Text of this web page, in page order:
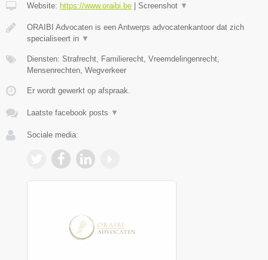
Website: https://www.oraibi.be | Screenshot ▼
ORAIBI Advocaten is een Antwerps advocatenkantoor dat zich
specialiseert in ▼
Diensten: Strafrecht, Familierecht, Vreemdelingenrecht,
Mensenrechten, Wegverkeer
Er wordt gewerkt op afspraak.
Laatste facebook posts ▼
Sociale media: